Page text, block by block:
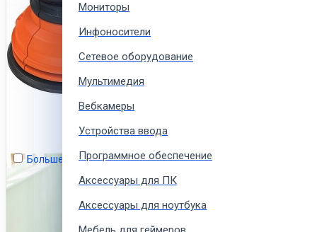
Больше не показывать это сообщение
Мониторы
Инфоносители
Сетевое оборудование
Мультимедия
Вебкамеры
Устройства ввода
Программное обеспечение
Аксессуары для ПК
Аксессуары для ноутбука